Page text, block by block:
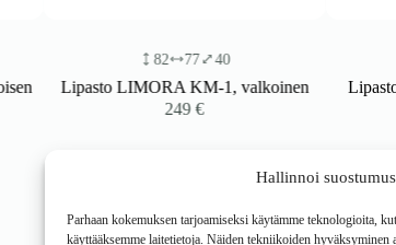
Hallinnoi
Parhaan kokemuksen tarjoamiseksi käytämme teknologioita,
käyttääksemme laitetietoja. Näiden tekniikoiden hyväksyminen
77 40
Lipasto LIMORA KM-1, valkoinen
€
Lipasto